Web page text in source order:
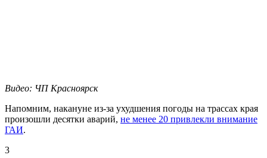
Видео: ЧП Красноярск
Напомним, накануне из-за ухудшения погоды на трассах края
произошли десятки аварий, не менее 20 привлекли внимание
ГАИ.
3